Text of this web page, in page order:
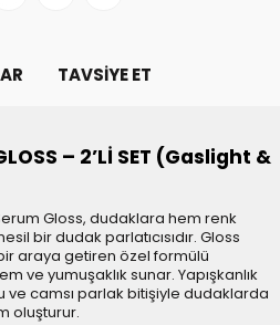
TAVSIYE ET
– 2’Lİ SET (Gaslight &
Gloss, dudaklara hem renk
bir dudak parlatıcısıdır. Gloss
araya getiren özel formülü
ve yumuşaklık sunar. Yapışkanlık
ve camsı parlak bitişiyle dudaklarda
oluşturur.